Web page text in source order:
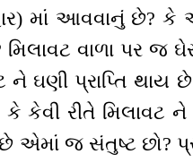
માં આવવાનું છે? કે
વાળા પર જ
ઘણી પ્રાપ્તિ થાય
કેવી રીતે મિલાવટ
જ સંતુષ્ટ છો?